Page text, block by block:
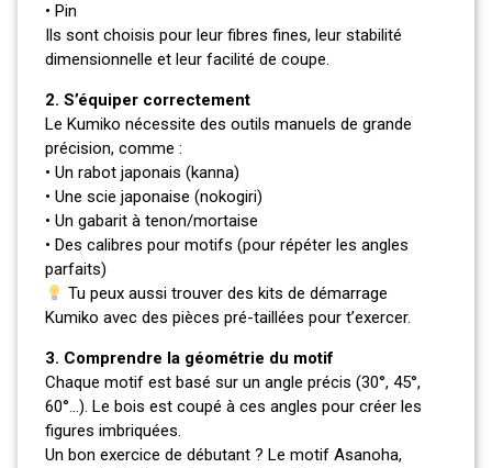
• Pin
Ils sont choisis pour leur fibres fines, leur stabilité
dimensionnelle et leur facilité de coupe.
2. S’équiper correctement
Le Kumiko nécessite des outils manuels de grande
précision, comme :
• Un rabot japonais (kanna)
• Une scie japonaise (nokogiri)
• Un gabarit à tenon/mortaise
• Des calibres pour motifs (pour répéter les angles
parfaits)
Tu peux aussi trouver des kits de démarrage
Kumiko avec des pièces pré-taillées pour t’exercer.
3. Comprendre la géométrie du motif
Chaque motif est basé sur un angle précis (30°, 45°,
60°…). Le bois est coupé à ces angles pour créer les
figures imbriquées.
Un bon exercice de débutant ? Le motif Asanoha,